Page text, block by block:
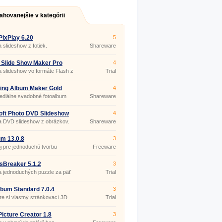
v kategórii
6.20
slideshow z fotiek.
5
Shareware
Slide Show Maker Pro
slideshow vo formáte Flash z
fotografií.
4
Trial
Album Maker Gold
svadobné fotoalbum
4
Shareware
Photo DVD Slideshow
DVD slideshow z obrázkov.
4
Shareware
13.0.8
pre jednoduchú tvorbu
na webe.
3
Freeware
5.1.2
jednoduchých puzzle za päť
3
Trial
Standard 7.0.4
si vlastný stránkovací 3D
fotoalbum.
3
Trial
Creator 1.8
3